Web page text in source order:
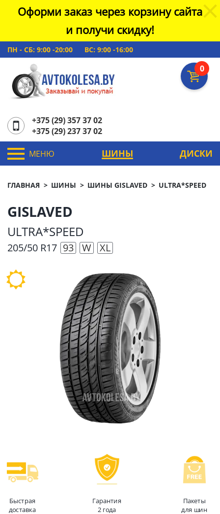
Оформи заказ через корзину сайта
и получи скидку!
ПН - СБ: 9:00 -20:00 ВС: 9:00 -16:00
0
+375 (29) 357 37 02
+375 (29) 237 37 02
МЕНЮ ШИНЫ ДИСКИ
ГЛАВНАЯ ШИНЫ ШИНЫ GISLAVED ULTRA*SPEED
GISLAVED
ULTRA*SPEED
205/50 R17 93 W XL
Быстрая
доставка
Гарантия
2 года
Пакеты
для шин